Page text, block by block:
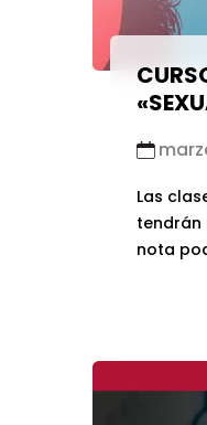
Las
tendrán
nota